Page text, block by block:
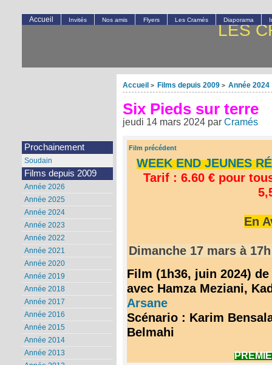
LES
Accueil > Films depuis 2009 > Année 2024
Six Pieds sur terre
jeudi 14 mars 2024 par Cramés
Film précédent
WEEK END JEUNES
Tarif : 6.60 € pour
En
Dimanche 17 mars à
Film (1h36, juin 2024)
avec Hamza Meziani,
Arsane
Scénario : Karim
Belmahi
Accueil Invités Nos amis Flyers Les Cramés Diaporama
Prochainement
Soudain
Films depuis 2009
Année 2026
Année 2025
Année 2024
Année 2023
Année 2022
Année 2021
Année 2020
Année 2019
Année 2018
Année 2017
Année 2016
Année 2015
Année 2014
Année 2013